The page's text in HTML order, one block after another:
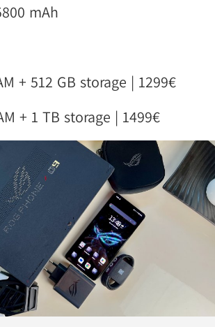
mAh
+ 512 GB storage | 1299€
+ 1 TB storage | 1499€